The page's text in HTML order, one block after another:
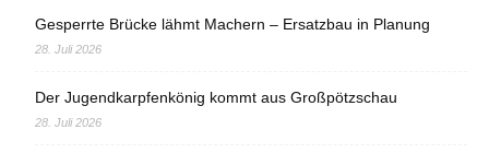
Gesperrte Brücke lähmt Machern – Ersatzbau in Planung
28. Juli 2026
Der Jugendkarpfenkönig kommt aus Großpötzschau
28. Juli 2026